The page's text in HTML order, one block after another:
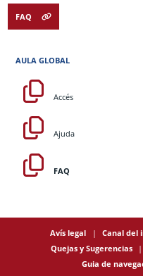
FAQ
AULA GLOBAL
Accés
Ajuda
FAQ
Avís legal Canal del
Quejas y Sugerencias
Guia de